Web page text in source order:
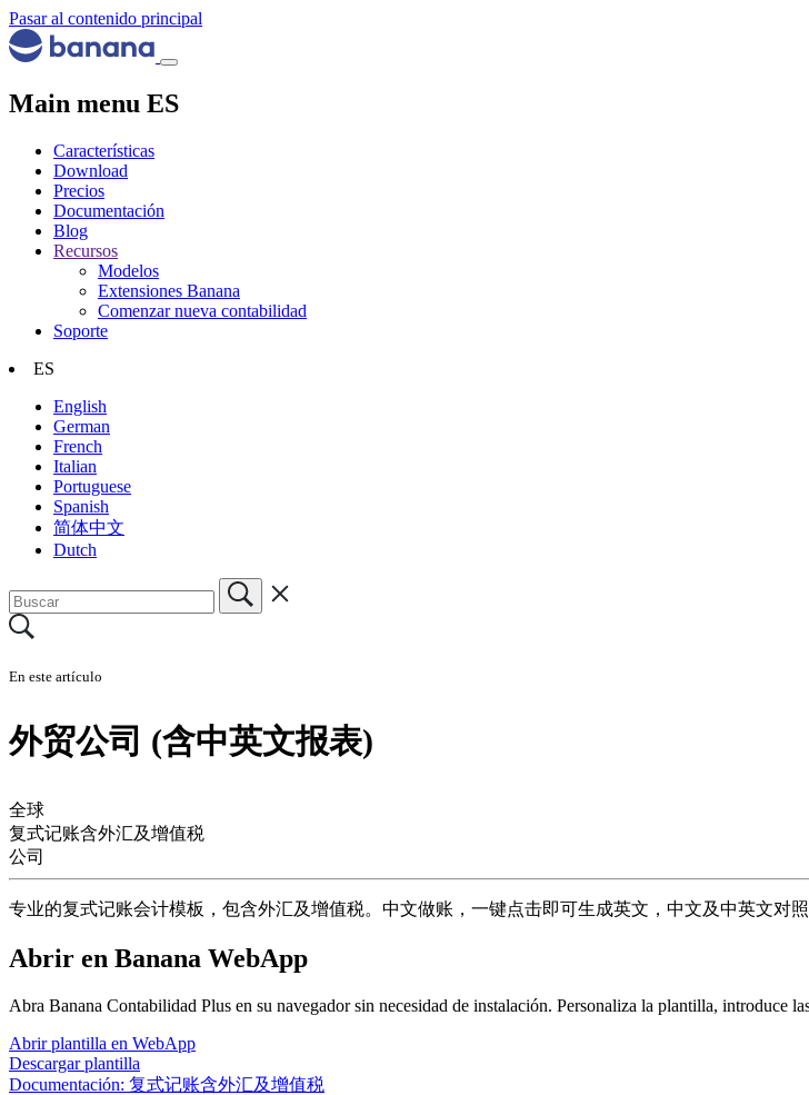
Pasar al contenido principal
Main menu ES
Características
Download
Precios
Documentación
Blog
Recursos
Modelos
Extensiones Banana
Comenzar nueva contabilidad
Soporte
ES
English
German
French
Italian
Portuguese
Spanish
简体中文
Dutch
En este artículo
外贸公司 (含中英文报表)
全球
复式记账含外汇及增值税
公司
专业的复式记账会计模板，包含外汇及增值税。中文做账，一键点击即可生成英文，中文及中英文对照
Abrir en Banana WebApp
Abra Banana Contabilidad Plus en su navegador sin necesidad de instalación. Personaliza la plantilla, introduce
Abrir plantilla en WebApp
Descargar plantilla
Documentación: 复式记账含外汇及增值税